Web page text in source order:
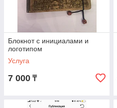
Блокнот с инициалами и
логотипом
Услуга
7 000 ₸